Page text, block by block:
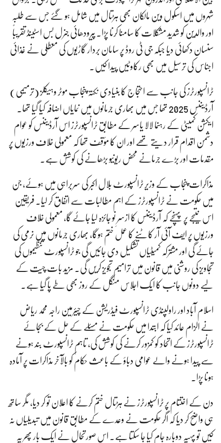
شہروں میں اسکول وین مالکان بھی ہڑتال میں شامل ہو گئے جس سے طلبہ
اور والدین کو شدید مشکلات کا سامنا کرنا پڑا۔ پیرودھائی جنرل بس اسٹینڈ تقریباً
سنسان دکھائی دیا جبکہ جی ٹی روڈ پر سامان بردار گاڑیوں کی معطلی نے غذائی
اجناس کی ترسیل میں بھی رکاوٹیں پیدا کیں۔
ٹرانسپورٹرز کی جانب سے احتجاج کا بنیادی نکتہ پنجاب موٹر وہیکلز (ترمیمی)
آرڈیننس 2025 تھا جس میں بھاری جرمانوں میں نمایاں اضافہ کیا گیا تھا۔
ایکشن کمیٹی کے رہنما لالا یاسر کے مطابق ٹرانسپورٹرز اس آرڈیننس کو عوام
دشمن اقدام قرار دیتے تھے اور ان کا مؤقف تھا کہ معمولی خلاف ورزیوں پر
مقدمات اور بڑے جرمانے محض ریونیو بڑھانے کی کوشش ہے۔
مذاکرات پنجاب کے وزیرِ ٹرانسپورٹ بلال اکبر کی سربراہی میں ہوئے، جن
میں حکومت نے ٹرانسپورٹرز کے اہم مطالبات سے اتفاق کر لیا۔ فریقین
اس نتیجے پر پہنچے کہ آرڈیننس کا ازسرِ نو جائزہ لیا جائے گا، معمولی خلاف
ورزیوں پر ایف آئی آر کاٹنے کا عمل ختم ہوگا، بھاری جرمانوں میں نرمی کی
جائے گی اور مشترکہ کمیٹیاں تشکیل دی جائیں گی جو ٹرانسپورٹ تنظیموں کی
تجاویز کی روشنی میں قانون میں ترامیم تجویز کریں گی۔ مزید بات چیت کے
لیے دونوں جانب کا ایک اجلاس منگل کے روز بھی طے پا گیا ہے۔
اسلام آباد اور راولپنڈی ٹرانسپورٹ فیڈریشن کے چیئرمین راجہ محمد ریاض
نے الزام عائد کیا کہ ابتدا میں حکومت نے مسئلے کے حل کے بجائے
ٹرانسپورٹرز کے اتحاد کو کمزور کرنے کی کوشش کی، تاہم ٹرانسپورٹ بند ہونے
سے پیدا ہونے والے عوامی دباؤ کے باعث حکام کو بالآخر مذاکرات پر آمادہ
ہونا پڑا۔
دن کے اختتام پر ٹرانسپورٹرز نے ہڑتال ختم کرنے کا اعلان تو کر دیا، مگر ساتھ
ہی واضح کر دیا کہ اگر حکومت نے وعدے کے مطابق قانون میں تبدیلیاں نہ
کیں تو پہیہ دوبارہ جام کیا جا سکتا ہے۔ اس صورتحال نے ایک بار پھر یہ